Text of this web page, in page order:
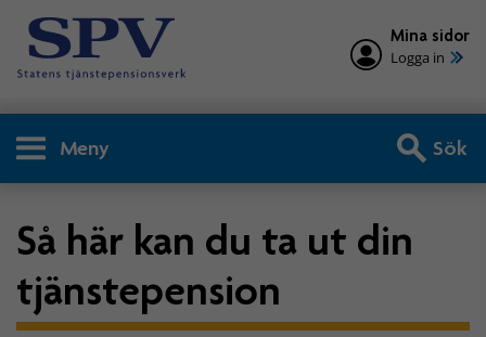
Mina sidor
Logga in
Meny Sök
Så här kan du ta ut din
tjänstepension